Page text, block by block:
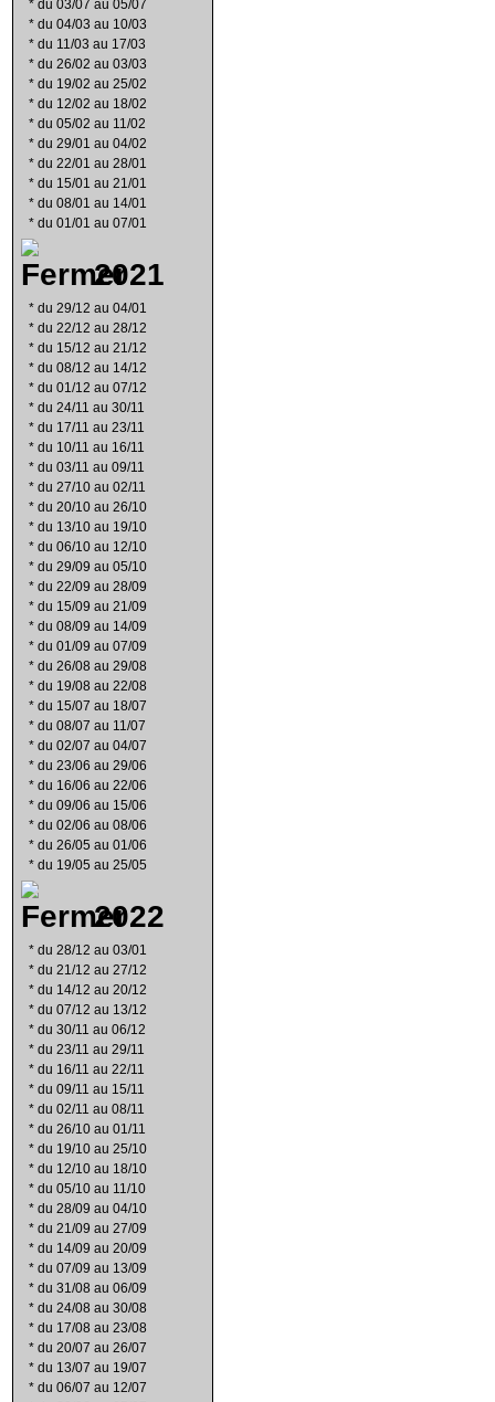
* du 03/07 au 05/07
* du 04/03 au 10/03
* du 11/03 au 17/03
* du 26/02 au 03/03
* du 19/02 au 25/02
* du 12/02 au 18/02
* du 05/02 au 11/02
* du 29/01 au 04/02
* du 22/01 au 28/01
* du 15/01 au 21/01
* du 08/01 au 14/01
* du 01/01 au 07/01
2021
* du 29/12 au 04/01
* du 22/12 au 28/12
* du 15/12 au 21/12
* du 08/12 au 14/12
* du 01/12 au 07/12
* du 24/11 au 30/11
* du 17/11 au 23/11
* du 10/11 au 16/11
* du 03/11 au 09/11
* du 27/10 au 02/11
* du 20/10 au 26/10
* du 13/10 au 19/10
* du 06/10 au 12/10
* du 29/09 au 05/10
* du 22/09 au 28/09
* du 15/09 au 21/09
* du 08/09 au 14/09
* du 01/09 au 07/09
* du 26/08 au 29/08
* du 19/08 au 22/08
* du 15/07 au 18/07
* du 08/07 au 11/07
* du 02/07 au 04/07
* du 23/06 au 29/06
* du 16/06 au 22/06
* du 09/06 au 15/06
* du 02/06 au 08/06
* du 26/05 au 01/06
* du 19/05 au 25/05
2022
* du 28/12 au 03/01
* du 21/12 au 27/12
* du 14/12 au 20/12
* du 07/12 au 13/12
* du 30/11 au 06/12
* du 23/11 au 29/11
* du 16/11 au 22/11
* du 09/11 au 15/11
* du 02/11 au 08/11
* du 26/10 au 01/11
* du 19/10 au 25/10
* du 12/10 au 18/10
* du 05/10 au 11/10
* du 28/09 au 04/10
* du 21/09 au 27/09
* du 14/09 au 20/09
* du 07/09 au 13/09
* du 31/08 au 06/09
* du 24/08 au 30/08
* du 17/08 au 23/08
* du 20/07 au 26/07
* du 13/07 au 19/07
* du 06/07 au 12/07